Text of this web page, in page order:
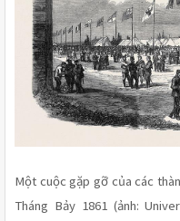
Một cuộc gặp gỡ của các
Tháng Bảy 1861 (ảnh: